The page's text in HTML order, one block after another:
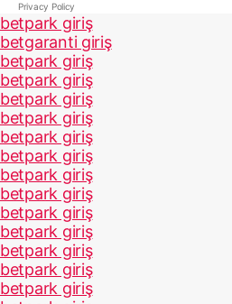
Privacy Policy
betpark giriş
betgaranti giriş
betpark giriş
betpark giriş
betpark giriş
betpark giriş
betpark giriş
betpark giriş
betpark giriş
betpark giriş
betpark giriş
betpark giriş
betpark giriş
betpark giriş
betpark giriş